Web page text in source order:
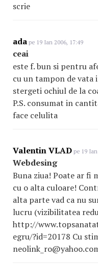
scrie
ada pe 19 Ian 2006, 17:49
ceai
este f. bun si pentru
cu un tampon de vata
stergeti ochiul de la
P.S. consumat in
face celulita
Valentin VLAD pe 19
Webdesing
Buna ziua! Poate ar fi
cu o alta culoare!
alta parte vad ca nu
lucru (vizibilitatea
http://
egru/?id=20178 Cu